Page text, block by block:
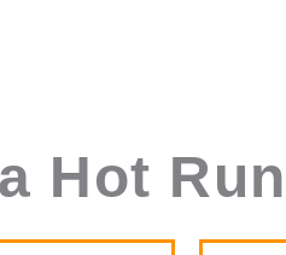
Hot